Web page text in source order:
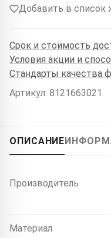
Добавить в список
Срок и стоимость
Условия акции и
Стандарты качества
Артикул: 8121663021
ОПИСАНИЕ
Производитель
Материал